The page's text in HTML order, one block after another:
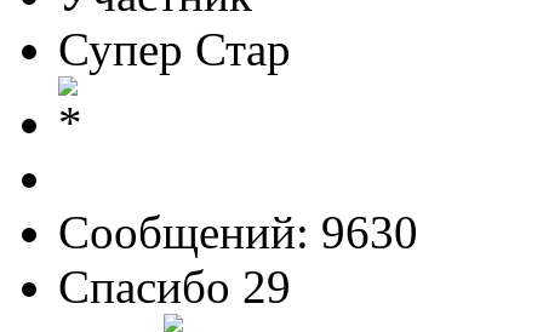
Супер Стар
Сообщений: 9630
Спасибо 29